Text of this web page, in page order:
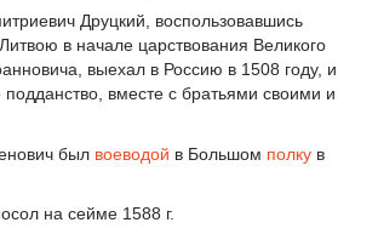
Друцкий, воспользовавшись
в начале царствования Великого
выехал в Россию в 1508 году, и
подданство, вместе с братьями своими и
был воеводой в Большом полку в
на сейме 1588 г.